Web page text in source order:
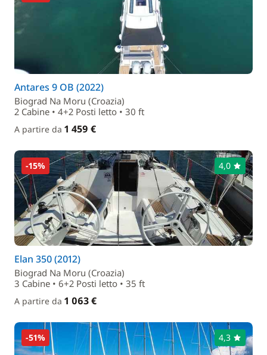
Antares 9 OB (2022)
Biograd Na Moru (Croazia)
2 Cabine • 4+2 Posti letto • 30 ft
A partire da 1 459 €
-15% 4,0
Elan 350 (2012)
Biograd Na Moru (Croazia)
3 Cabine • 6+2 Posti letto • 35 ft
A partire da 1 063 €
-51% 4,3